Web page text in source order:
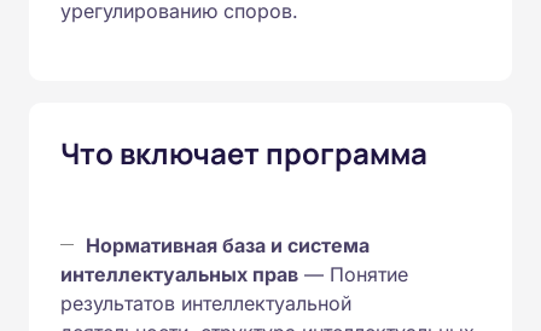
урегулированию споров.
Что включает программа
Нормативная база и система
интеллектуальных прав — Понятие
результатов интеллектуальной